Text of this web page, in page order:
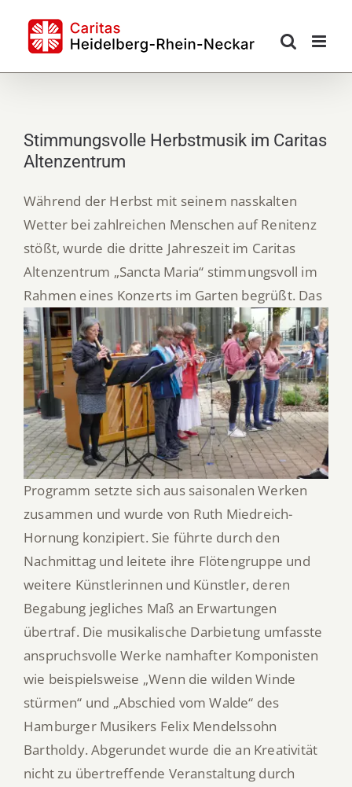
content
Stimmungsvolle Herbstmusik im Caritas
Altenzentrum
Während der Herbst mit seinem nasskalten
Wetter bei zahlreichen Menschen auf Renitenz
stößt, wurde die dritte Jahreszeit im Caritas
Altenzentrum „Sancta Maria“ stimmungsvoll im
Rahmen eines Konzerts im Garten begrüßt. Das
Programm setzte sich aus saisonalen Werken
zusammen und wurde von Ruth Miedreich-
Hornung konzipiert. Sie führte durch den
Nachmittag und leitete ihre Flötengruppe und
weitere Künstlerinnen und Künstler, deren
Begabung jegliches Maß an Erwartungen
übertraf. Die musikalische Darbietung umfasste
anspruchsvolle Werke namhafter Komponisten
wie beispielsweise „Wenn die wilden Winde
stürmen“ und „Abschied vom Walde“ des
Hamburger Musikers Felix Mendelssohn
Bartholdy. Abgerundet wurde die an Kreativität
nicht zu übertreffende Veranstaltung durch